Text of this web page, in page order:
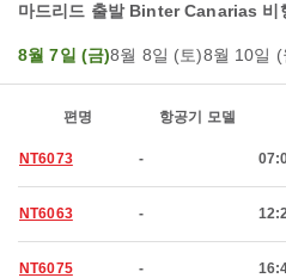
마드리드 출발 Binter Canarias 비
8월 7일 (금)8월 8일 (토)8월 10일 (
편명 항공기 모델
NT6073 -
NT6063 -
NT6075 -